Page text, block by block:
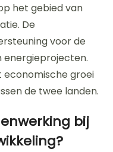
het gebied van
De
voor de
economische groei
de twee landen.
bij